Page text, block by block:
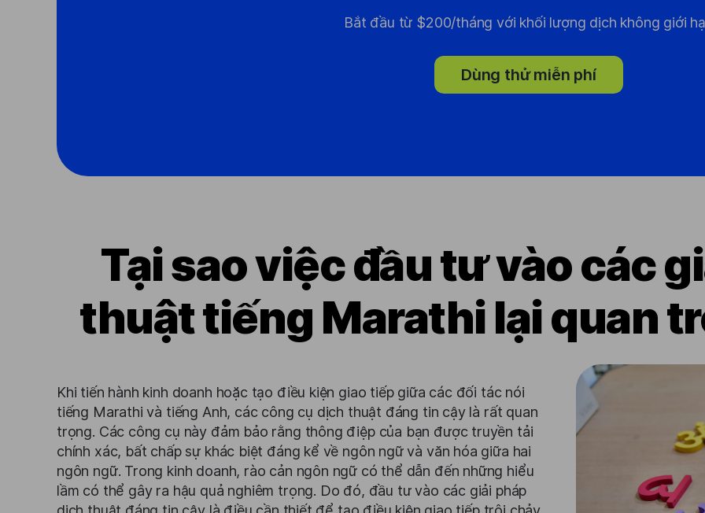
Bắt đầu từ $200/tháng với khối lượng dịch không giới
Dùng thử miễn phí
Tại sao việc đầu tư vào các
thuật tiếng Marathi lại quan
Khi tiến hành kinh doanh hoặc tạo điều kiện giao tiếp giữa các đối tác nói
tiếng Marathi và tiếng Anh, các công cụ dịch thuật đáng tin cậy là rất quan
trọng. Các công cụ này đảm bảo rằng thông điệp của bạn được truyền tải
chính xác, bất chấp sự khác biệt đáng kể về ngôn ngữ và văn hóa giữa hai
ngôn ngữ. Trong kinh doanh, rào cản ngôn ngữ có thể dẫn đến những hiểu
lầm có thể gây ra hậu quả nghiêm trọng. Do đó, đầu tư vào các giải pháp